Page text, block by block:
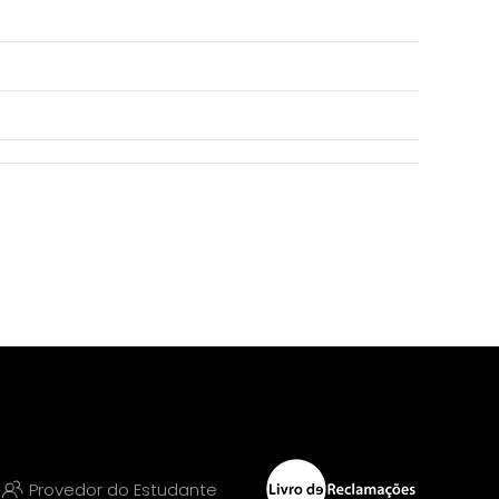
Provedor do Estudante